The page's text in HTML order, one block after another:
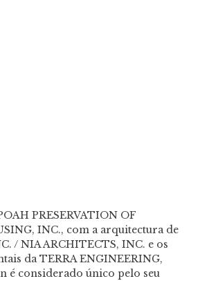
PRESERVATION OF
INC., com a arquitectura de
/ NIA ARCHITECTS, INC. e os
da TERRA ENGINEERING,
é considerado único pelo seu